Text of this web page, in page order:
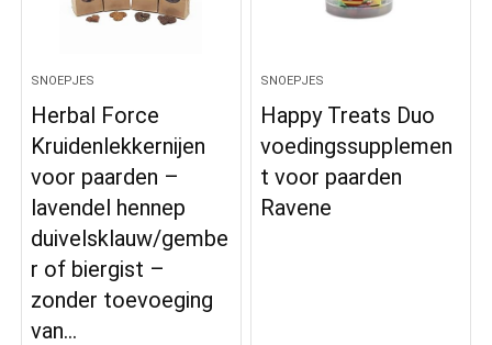
SNOEPJES
Herbal Force
Kruidenlekkernijen
voor paarden –
lavendel hennep
duivelsklauw/gembe
r of biergist –
zonder toevoeging
van…
SNOEPJES
Happy Treats Duo
voedingssupplemen
t voor paarden
Ravene